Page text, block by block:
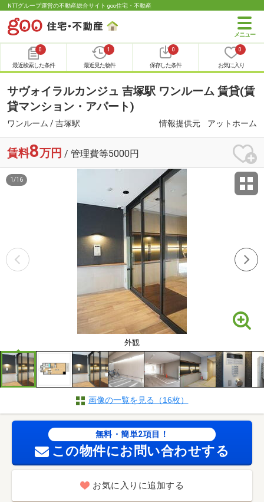
NTTグループ運営の不動産総合サイト goo住宅・不動産
0
最近検索した条件
1
最近見た物件
0
保存した条件
0
お気に入り
サヴォイラルカンジュ 吉塚駅 ワンルーム 賃貸(賃
貸マンション・アパート)
ワンルーム / 吉塚駅 情報提供元 アットホーム
賃料8万円 / 管理費等5000円
外観
1 /16
画像の一覧を見る（16枚）
無料・簡単2項目！
この物件にお問い合わせする
お気に入りに追加する